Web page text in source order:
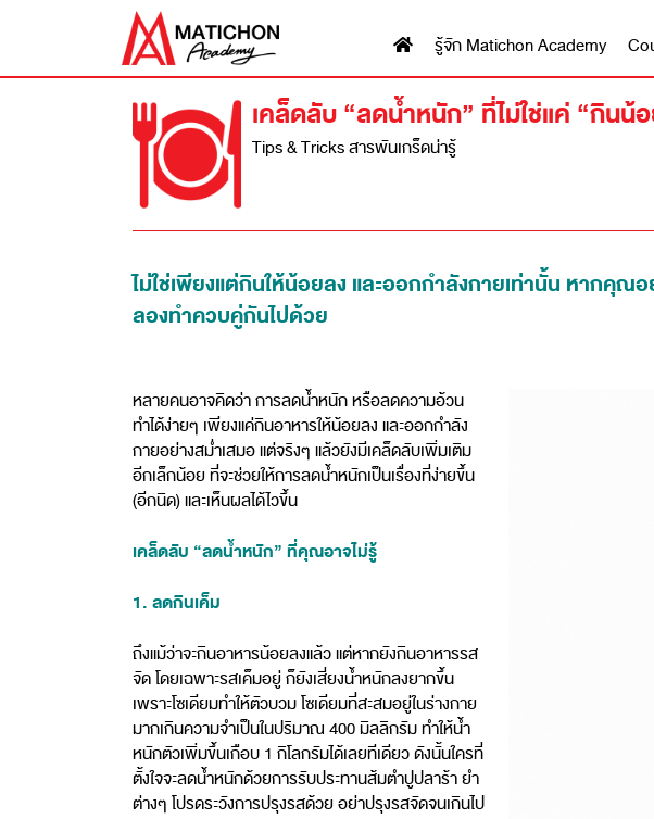
รู้จัก Matichon Academy
เคล็ดลับ “ลดน้ำหนัก” ที่ไม่ใช่แค่ “กินน้
Tips & Tricks สารพันเกร็ดน่ารู้
ไม่ใช่เพียงแต่กินให้น้อยลง และออกกำลังกายเท่านั้น หากคุณ
ลองทำควบคู่กันไปด้วย
หลายคนอาจคิดว่า การลดน้ำหนัก หรือลดความอ้วน
ทำได้ง่ายๆ เพียงแค่กินอาหารให้น้อยลง และออกกำลัง
กายอย่างสม่ำเสมอ แต่จริงๆ แล้วยังมีเคล็ดลับเพิ่มเติม
อีกเล็กน้อย ที่จะช่วยให้การลดน้ำหนักเป็นเรื่องที่ง่ายขึ้น
(อีกนิด) และเห็นผลได้ไวขึ้น
เคล็ดลับ “ลดน้ำหนัก” ที่คุณอาจไม่รู้
1. ลดกินเค็ม
ถึงแม้ว่าจะกินอาหารน้อยลงแล้ว แต่หากยังกินอาหารรส
จัด โดยเฉพาะรสเค็มอยู่ ก็ยังเสี่ยงน้ำหนักลงยากขึ้น
เพราะโซเดียมทำให้ตัวบวม โซเดียมที่สะสมอยู่ในร่างกาย
มากเกินความจำเป็นในปริมาณ 400 มิลลิกรัม ทำให้น้ำ
หนักตัวเพิ่มขึ้นเกือบ 1 กิโลกรัมได้เลยทีเดียว ดังนั้นใครที่
ตั้งใจจะลดน้ำหนักด้วยการรับประทานส้มตำปูปลาร้า ยำ
ต่างๆ โปรดระวังการปรุงรสด้วย อย่าปรุงรสจัดจนเกินไป